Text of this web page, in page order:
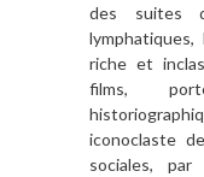
des suites
riche et
films,
iconoclaste
sociales,